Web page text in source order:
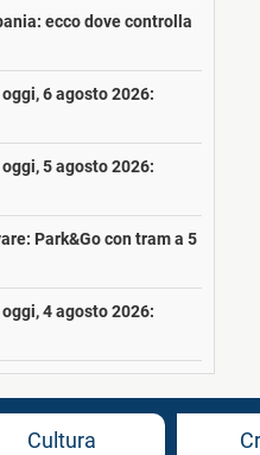
ecco dove controlla
6 agosto 2026:
5 agosto 2026:
Park&Go con tram a 5
4 agosto 2026:
Cultura